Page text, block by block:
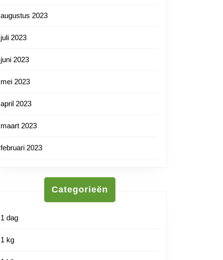
augustus 2023
juli 2023
juni 2023
mei 2023
april 2023
maart 2023
februari 2023
Categorieën
1 dag
1 kg